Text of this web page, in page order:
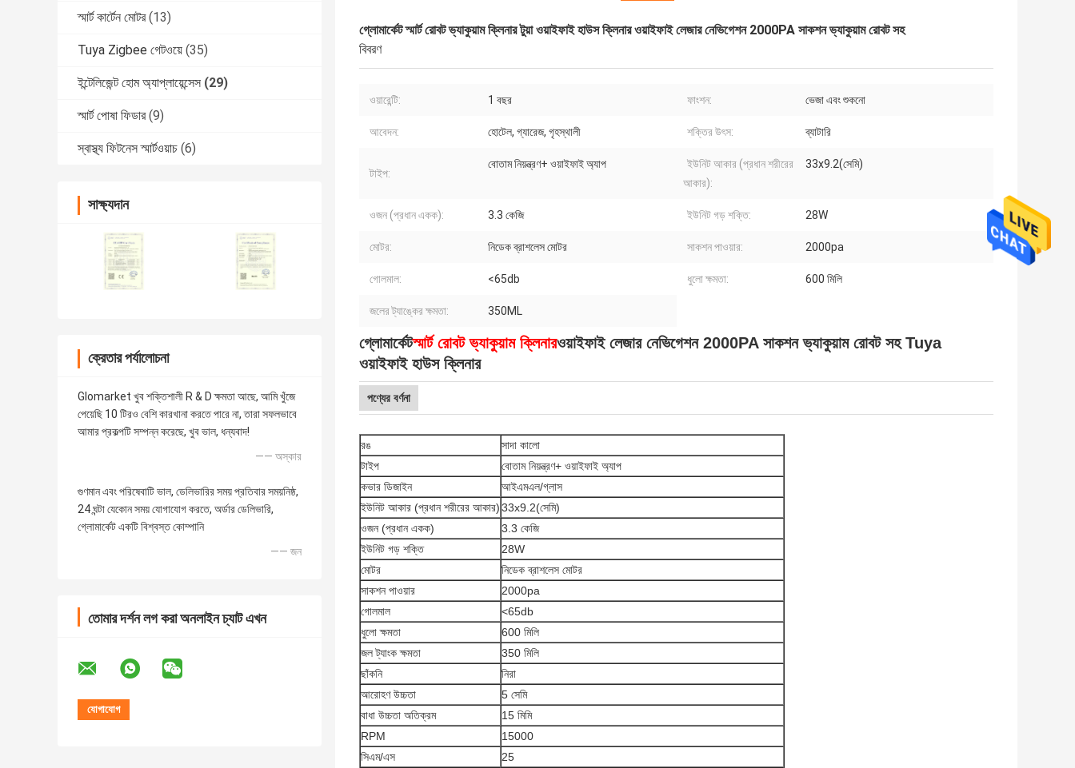
স্মার্ট কার্টেন মোটর (13)
Tuya Zigbee গেটওয়ে (35)
ইন্টেলিজেন্ট হোম অ্যাপ্লায়েন্সেস (29)
স্মার্ট পোষা ফিডার (9)
স্বাস্থ্য ফিটনেস স্মার্টওয়াচ (6)
সাক্ষ্যদান
ক্রেতার পর্যালোচনা
Glomarket খুব শক্তিশালী R & D ক্ষমতা আছে, আমি খুঁজে
পেয়েছি 10 টিরও বেশি কারখানা করতে পারে না, তারা সফলভাবে
আমার প্রকল্পটি সম্পন্ন করেছে, খুব ভাল, ধন্যবাদ!
—— অস্কার
গুণমান এবং পরিষেবাটি ভাল, ডেলিভারির সময় প্রতিবার সময়নিষ্ঠ,
24 ঘন্টা যেকোন সময় যোগাযোগ করতে, অর্ডার ডেলিভারি,
গ্লোমার্কেট একটি বিশ্বস্ত কোম্পানি
—— জন
তোমার দর্শন লগ করা অনলাইন চ্যাট এখন
গ্লোমার্কেট স্মার্ট রোবট ভ্যাকুয়াম ক্লিনার টুয়া ওয়াইফাই হাউস ক্লিনার ওয়াইফাই লেজার নেভিগেশন 2000PA সাকশন ভ্যাকুয়াম রোবট সহ
বিবরণ
ওয়ারেন্টি: 1 বছর ফাংশন: ভেজা এবং শুকনো
আবেদন: হোটেল, গ্যারেজ, গৃহস্থালী শক্তির উৎস: ব্যাটারি
টাইপ:
বোতাম নিয়ন্ত্রণ+ ওয়াইফাই অ্যাপ
ইউনিট আকার (প্রধান শরীরের
আকার):
33x9.2(সেমি)
ওজন (প্রধান একক): 3.3 কেজি ইউনিট গড় শক্তি: 28W
মোটর: নিডেক ব্রাশলেস মোটর সাকশন পাওয়ার: 2000pa
গোলমাল: <65db ধুলো ক্ষমতা: 600 মিলি
জলের ট্যাঙ্কের ক্ষমতা: 350ML
গ্লোমার্কেটস্মার্ট রোবট ভ্যাকুয়াম ক্লিনারওয়াইফাই লেজার নেভিগেশন 2000PA সাকশন ভ্যাকুয়াম রোবট সহ Tuya
ওয়াইফাই হাউস ক্লিনার
পণ্যের বর্ণনা
রঙ
সাদা কালো
টাইপ
বোতাম নিয়ন্ত্রণ+ ওয়াইফাই অ্যাপ
কভার ডিজাইন
আইএমএল/গ্লাস
ইউনিট আকার (প্রধান শরীরের আকার)33x9.2(সেমি)
ওজন (প্রধান একক)
3.3 কেজি
ইউনিট গড় শক্তি
28W
মোটর
নিডেক ব্রাশলেস মোটর
সাকশন পাওয়ার
2000pa
গোলমাল
<65db
ধুলো ক্ষমতা
600 মিলি
জল ট্যাংক ক্ষমতা
350 মিলি
ছাঁকনি
নিরা
আরোহণ উচ্চতা
5 সেমি
বাধা উচ্চতা অতিক্রম
15 মিমি
RPM
15000
সিএম/এস
25